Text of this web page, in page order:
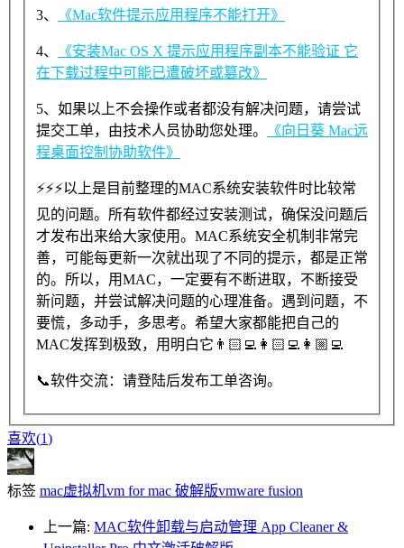
3、 《Mac软件提示应用程序不能打开》
4、
《安装Mac OS X 提示应用程序副本不能验证 它
在下载过程中可能已遭破坏或篡改》
5、如果以上不会操作或者都没有解决问题，请尝试
提交工单，由技术人员协助您处理。
《向日葵 Mac远
程桌面控制协助软件》
⚡⚡⚡以上是目前整理的MAC系统安装软件时比较常
见的问题。所有软件都经过安装测试，确保没问题后
才发布出来给大家使用。MAC系统安全机制非常完
善，可能每更新一次就出现了不同的提示，都是正常
的。所以，用MAC，一定要有不断进取，不断接受
新问题，并尝试解决问题的心理准备。遇到问题，不
要慌，多动手，多思考。希望大家都能把自己的
MAC发挥到极致，用明白它👨🏻‍💻👩🏻‍💻👩🏼‍💻
📞软件交流：请登陆后发布工单咨询。
喜欢(1)
标签 mac虚拟机vm for mac 破解版vmware fusion
上一篇: MAC软件卸载与启动管理 App Cleaner &